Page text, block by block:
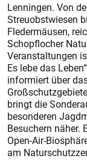
Lenningen. Von
Streuobstwiesen
Fledermäusen,
Schopflocher
Veranstaltungen
Es lebe das
informiert über
bringt die
besonderen
Besuchern näher.
Open-Air-
am